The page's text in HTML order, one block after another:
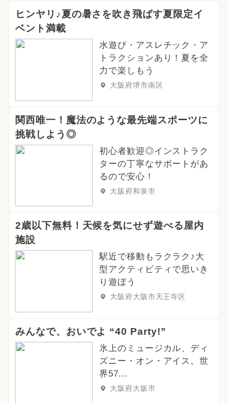
ヒンヤリ♪夏の暑さを吹き飛ばす夏限定イ
ベント満載
水遊び・アスレチック・ア
トラクションあり！夏を全
力で楽しもう
大阪府堺市南区
関西唯一！魔法のような最先端スポーツに
挑戦しよう◎
初心者歓迎◎インストラク
ターの丁寧なサポートがあ
るので安心！
大阪府和泉市
2歳以下無料！天候を気にせず遊べる屋内
施設
駅近で移動もラクラク♪大
型アクティビティで思いき
り遊ぼう
大阪府大阪市天王寺区
みんなで、おいでよ “40 Party!”
氷上のミュージカル、ディ
ズニー・オン・アイス。世
界57...
大阪府大阪市